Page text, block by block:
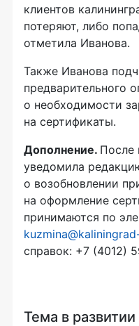
клиентов
потеряют, либо
отметила Иванова.
Также Иванова
предварительного
о необходимости
на сертификаты.
Дополнение. После
уведомила
о возобновлении
на оформление
принимаются по
справок: +7 (4012)
Тема в развитии